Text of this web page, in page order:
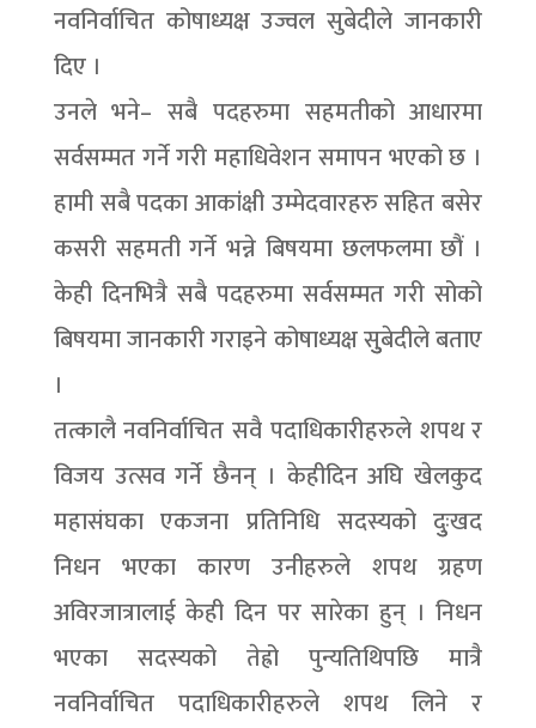
नवनिर्वाचित कोषाध्यक्ष उज्वल सुबेदीले जानकारी
दिए ।
उनले भने– सबै पदहरुमा सहमतीको आधारमा
सर्वसम्मत गर्ने गरी महाधिवेशन समापन भएको छ ।
हामी सबै पदका आकांक्षी उम्मेदवारहरु सहित बसेर
कसरी सहमती गर्ने भन्ने बिषयमा छलफलमा छौं ।
केही दिनभित्रै सबै पदहरुमा सर्वसम्मत गरी सोको
बिषयमा जानकारी गराइने कोषाध्यक्ष सुुबेदीले बताए
।
तत्कालै नवनिर्वाचित सवै पदाधिकारीहरुले शपथ र
विजय उत्सव गर्ने छैनन् । केहीदिन अघि खेलकुद
महासंघका एकजना प्रतिनिधि सदस्यको दुुःखद
निधन भएका कारण उनीहरुले शपथ ग्रहण
अविरजात्रालाई केही दिन पर सारेका हुन् । निधन
भएका सदस्यको तेह्रो पुन्यतिथिपछि मात्रै
नवनिर्वाचित पदाधिकारीहरुले शपथ लिने र